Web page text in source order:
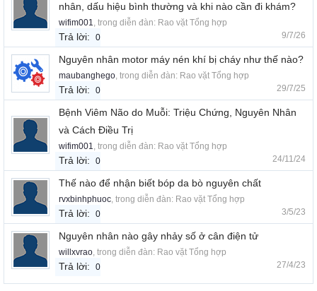
nhân, dấu hiệu bình thường và khi nào cần đi khám?
wifim001, trong diễn đàn: Rao vặt Tổng hợp
Trả lời: 0 9/7/26
Nguyên nhân motor máy nén khí bị cháy như thế nào?
maubanghego, trong diễn đàn: Rao vặt Tổng hợp
Trả lời: 0 29/7/25
Bệnh Viêm Não do Muỗi: Triệu Chứng, Nguyên Nhân
và Cách Điều Trị
wifim001, trong diễn đàn: Rao vặt Tổng hợp
Trả lời: 0 24/11/24
Thế nào để nhận biết bóp da bò nguyên chất
rvxbinhphuoc, trong diễn đàn: Rao vặt Tổng hợp
Trả lời: 0 3/5/23
Nguyên nhân nào gây nhảy số ở cân điện tử
willxvrao, trong diễn đàn: Rao vặt Tổng hợp
Trả lời: 0 27/4/23